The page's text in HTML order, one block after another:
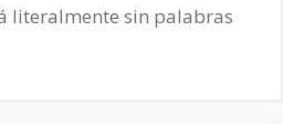
literalmente sin palabras